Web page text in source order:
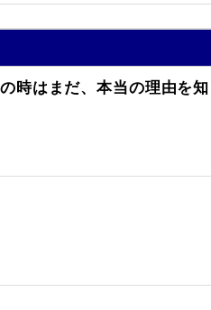
時はまだ、本当の理由を